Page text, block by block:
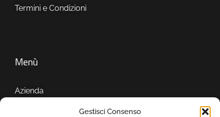
Gestisci Consenso
Termini e Condizioni
Menù
Azienda